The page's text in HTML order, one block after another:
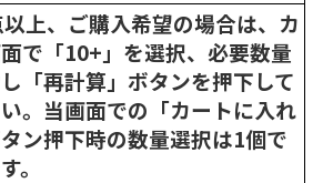
上、ご購入希望の場合は、カ
で「10+」を選択、必要数量
「再計算」ボタンを押下して
。当画面での「カートに入れ
ン押下時の数量選択は1個で
。